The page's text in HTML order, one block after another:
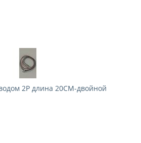
2P длина 20CM-двойной